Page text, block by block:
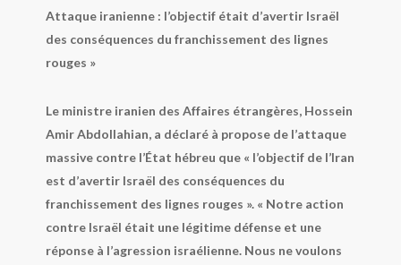
Attaque iranienne : l’objectif était d’avertir Israël
des conséquences du franchissement des lignes
rouges »
Le ministre iranien des Affaires étrangères, Hossein
Amir Abdollahian, a déclaré à propose de l’attaque
massive contre l’État hébreu que « l’objectif de l’Iran
est d’avertir Israël des conséquences du
franchissement des lignes rouges ». « Notre action
contre Israël était une légitime défense et une
réponse à l’agression israélienne. Nous ne voulons